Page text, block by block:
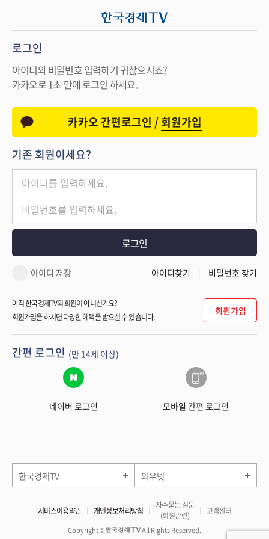
로그인
아이디와 비밀번호 입력하기 귀찮으시죠?
카카오로 1초 만에 로그인 하세요.
카카오 간편로그인 /회원가입
기존 회원이세요?
로그인
아이디 저장 아이디찾기 비밀번호 찾기
아직 한국경제TV의 회원이 아니신가요?
회원가입을 하시면 다양한 혜택을 받으실 수 있습니다.
회원가입
간편 로그인 (만 14세 이상)
네이버 로그인 모바일 간편 로그인
한국경제TV 와우넷
서비스이용약관 개인정보처리방침
자주묻는 질문
(회원관련)
고객센터
Copyright © All Rights Reserved.